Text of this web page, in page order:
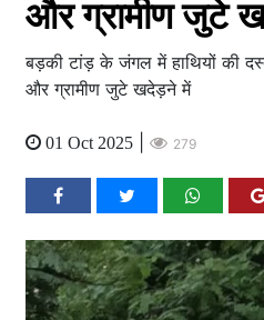
और ग्रामीण जुटे
बड़की टांड़ के जंगल में हाथियों की
और ग्रामीण जुटे खदेड़ने में
01 Oct 2025 279